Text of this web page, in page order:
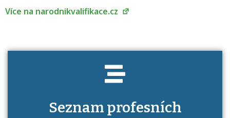
Více na narodnikvalifikace.cz
Seznam profesních